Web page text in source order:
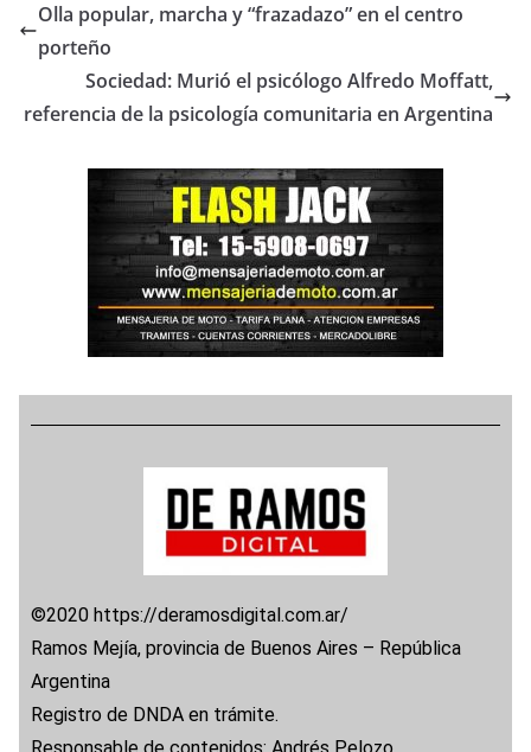
Olla popular, marcha y “frazadazo” en el centro
porteño
Sociedad: Murió el psicólogo Alfredo Moffatt,
referencia de la psicología comunitaria en Argentina
©2020 https://deramosdigital.com.ar/
Ramos Mejía, provincia de Buenos Aires – República
Argentina
Registro de DNDA en trámite.
Responsable de contenidos: Andrés Pelozo